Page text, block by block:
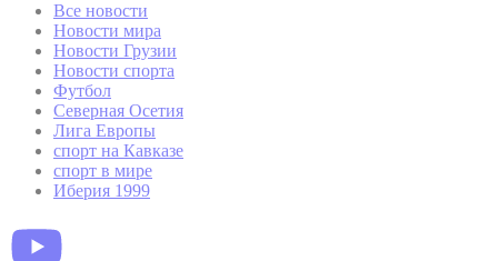
Все новости
Новости мира
Новости Грузии
Новости спорта
Футбол
Северная Осетия
Лига Европы
спорт на Кавказе
спорт в мире
Иберия 1999